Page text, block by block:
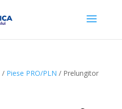
/ Piese PRO/PLN / Prelungitor